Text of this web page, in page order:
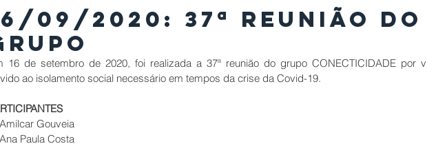
09/2020: 37ª Reunião do
16 de setembro de 2020, foi realizada a 37ª reunião do grupo CONECTICIDADE por
ao isolamento social necessário em tempos da crise da Covid-19.
Gouveia
Paula Costa